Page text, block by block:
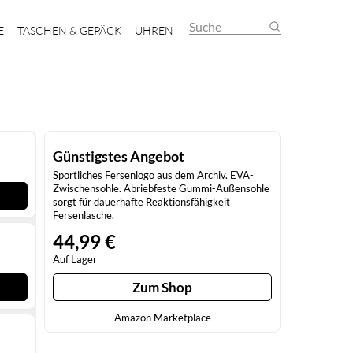
TASCHEN & GEPÄCK UHREN Suche
Günstigstes Angebot
Sportliches Fersenlogo aus dem Archiv. EVA-
Zwischensohle. Abriebfeste Gummi-Außensohle
sorgt für dauerhafte Reaktionsfähigkeit
Fersenlasche.
44,99 €
Auf Lager
Zum Shop
Amazon Marketplace